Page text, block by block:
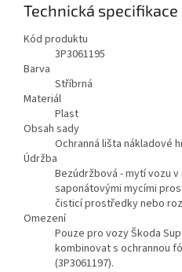
Technická specifikace
Kód produktu
3P3061195
Barva
Stříbrná
Materiál
Plast
Obsah sady
Ochranná lišta nákladové
Údržba
Bezúdržbová - mytí vozu
saponátovými mycími
čisticí prostředky nebo
Omezení
Pouze pro vozy Škoda
kombinovat s ochrannou
(3P3061197).